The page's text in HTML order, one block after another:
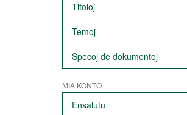
Titoloj
Temoj
Specoj de dokumentoj
MIA KONTO
Ensalutu